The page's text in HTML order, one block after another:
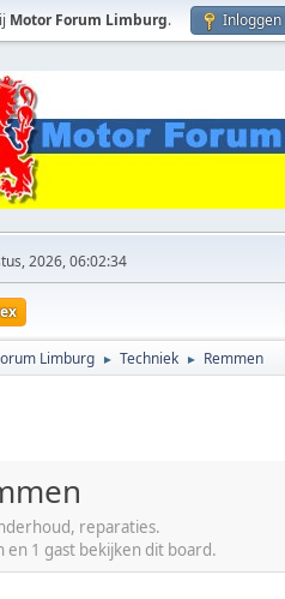
Motor Forum Limburg. Inloggen
2026, 06:02:34
Limburg ► Techniek ► Remmen
reparaties.
en 1 gast bekijken dit board.